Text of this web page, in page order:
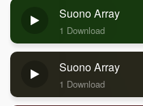
Suono Array
1 Download
Suono Array
1 Download